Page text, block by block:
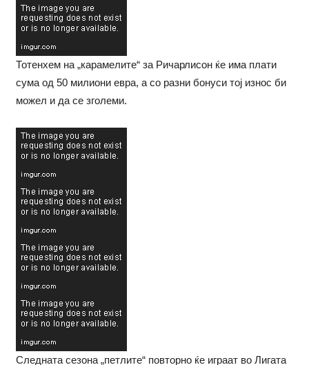
Тотенхем на „карамелите“ за Ричарлисон ќе има плати
сума од 50 милиони евра, а со разни бонуси тој износ би
можел и да се зголеми.
Следната сезона „петлите“ повторно ќе играат во Лигата